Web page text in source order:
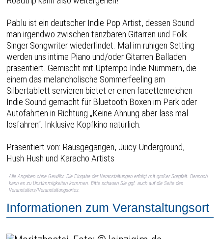
Pablu ist ein deutscher Indie Pop Artist, dessen Sound
man irgendwo zwischen tanzbaren Gitarren und Folk
Singer Songwriter wiederfindet. Mal im ruhigen Setting
werden uns intime Piano und/oder Gitarren Balladen
präsentiert. Gemischt mit Uptempo Indie Nummern, die
einem das melancholische Sommerfeeling am
Silbertablett servieren bietet er einen facettenreichen
Indie Sound gemacht für Bluetooth Boxen im Park oder
Autofahrten in Richtung „Keine Ahnung aber lass mal
losfahren“. Inklusive Kopfkino natürlich.
Präsentiert von: Rausgegangen, Juicy Underground,
Hush Hush und Karacho Artists
Alle Angaben ohne Gewähr. Die Eingabe der Veranstaltungen erfolgt mit großer Sorgfalt. Dennoch
kann es zu Unstimmigkeiten kommen. Bitte schauen Sie ggf. auch auf die Seite des
Veranstalters/Veranstaltungsortes.
Informationen zum Veranstaltungsort